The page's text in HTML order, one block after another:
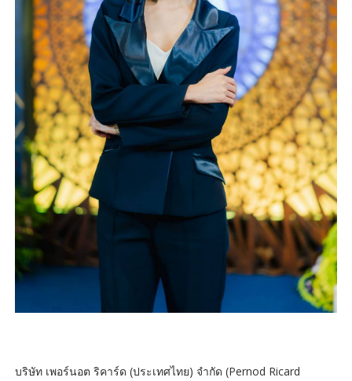
บริษัท เพอร์นอต ริคาร์ด (ประเทศไทย) จำกัด (Pernod Ricard